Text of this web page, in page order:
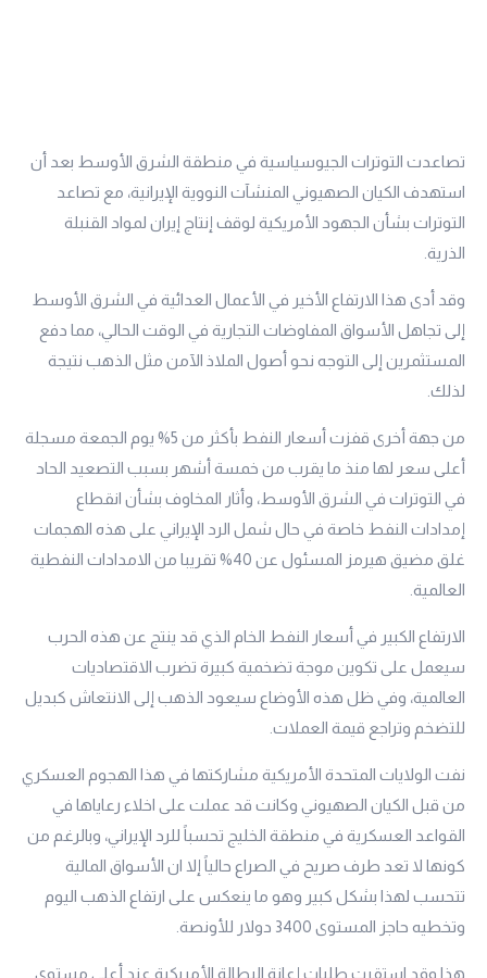
تصاعدت التوترات الجيوسياسية في منطقة الشرق الأوسط بعد أن
استهدف الكيان الصهيوني المنشآت النووية الإيرانية، مع تصاعد
التوترات بشأن الجهود الأمريكية لوقف إنتاج إيران لمواد القنبلة
الذرية.
وقد أدى هذا الارتفاع الأخير في الأعمال العدائية في الشرق الأوسط
إلى تجاهل الأسواق المفاوضات التجارية في الوقت الحالي، مما دفع
المستثمرين إلى التوجه نحو أصول الملاذ الآمن مثل الذهب نتيجة
لذلك.
من جهة أخرى قفزت أسعار النفط بأكثر من 5% يوم الجمعة مسجلة
أعلى سعر لها منذ ما يقرب من خمسة أشهر بسبب التصعيد الحاد
في التوترات في الشرق الأوسط، وأثار المخاوف بشأن انقطاع
إمدادات النفط خاصة في حال شمل الرد الإيراني على هذه الهجمات
غلق مضيق هيرمز المسئول عن 40% تقريبا من الامدادات النفطية
العالمية.
الارتفاع الكبير في أسعار النفط الخام الذي قد ينتج عن هذه الحرب
سيعمل على تكوين موجة تضخمية كبيرة تضرب الاقتصاديات
العالمية، وفي ظل هذه الأوضاع سيعود الذهب إلى الانتعاش كبديل
للتضخم وتراجع قيمة العملات.
نفت الولايات المتحدة الأمريكية مشاركتها في هذا الهجوم العسكري
من قبل الكيان الصهيوني وكانت قد عملت على اخلاء رعاياها في
القواعد العسكرية في منطقة الخليج تحسباً للرد الإيراني، وبالرغم من
كونها لا تعد طرف صريح في الصراع حالياً إلا ان الأسواق المالية
تتحسب لهذا بشكل كبير وهو ما ينعكس على ارتفاع الذهب اليوم
وتخطيه حاجز المستوى 3400 دولار للأونصة.
هذا وقد استقرت طلبات إعانة البطالة الأمريكية عند أعلى مستوى